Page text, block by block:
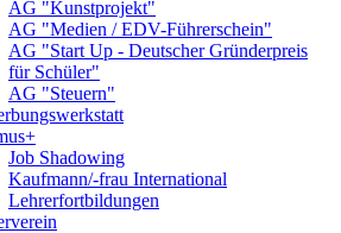
AG "Kunstprojekt"
AG "Medien / EDV-Führerschein"
AG "Start Up - Deutscher Gründerpreis
für Schüler"
AG "Steuern"
Job Shadowing
Kaufmann/-frau International
Lehrerfortbildungen